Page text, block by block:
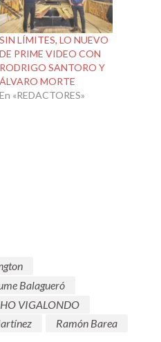
SIN LÍMITES, LO NUEVO
DE PRIME VIDEO CON
RODRIGO SANTORO Y
ÁLVARO MORTE
En «REDACTORES»
Balagueró
VIGALONDO
Ramón Barea